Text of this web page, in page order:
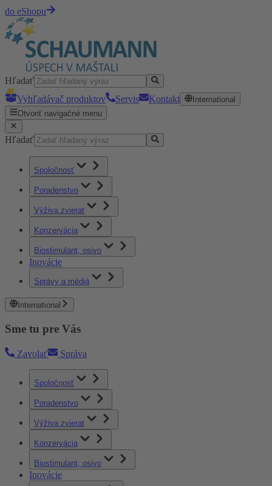
do eShopu
Hľadať
Vyhľadávač produktov
Servis Kontakt
International
Otvoriť navigačné menu
Hľadať
Spoločnosť
Poradenstvo
Výživa zvierat
Konzervácia
Biostimulant, osivo
Inovácie
Správy a médiá
International
Sme tu pre Vás
Zavolať Správa
Spoločnosť
Poradenstvo
Výživa zvierat
Konzervácia
Biostimulant, osivo
Inovácie